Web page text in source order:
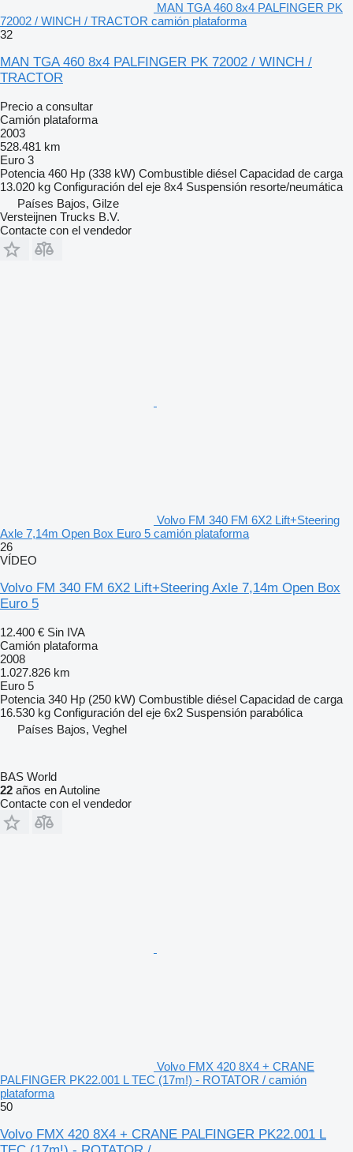
MAN TGA 460 8x4 PALFINGER PK
72002 / WINCH / TRACTOR camión plataforma
32
MAN TGA 460 8x4 PALFINGER PK 72002 / WINCH /
TRACTOR
Precio a consultar
Camión plataforma
2003
528.481 km
Euro 3
Potencia 460 Hp (338 kW) Combustible diésel Capacidad de carga
13.020 kg Configuración del eje 8x4 Suspensión resorte/neumática
Países Bajos, Gilze
Versteijnen Trucks B.V.
Contacte con el vendedor
Volvo FM 340 FM 6X2 Lift+Steering
Axle 7,14m Open Box Euro 5 camión plataforma
26
VÍDEO
Volvo FM 340 FM 6X2 Lift+Steering Axle 7,14m Open Box
Euro 5
12.400 € Sin IVA
Camión plataforma
2008
1.027.826 km
Euro 5
Potencia 340 Hp (250 kW) Combustible diésel Capacidad de carga
16.530 kg Configuración del eje 6x2 Suspensión parabólica
Países Bajos, Veghel
BAS World
22 años en Autoline
Contacte con el vendedor
Volvo FMX 420 8X4 + CRANE
PALFINGER PK22.001 L TEC (17m!) - ROTATOR / camión
plataforma
50
Volvo FMX 420 8X4 + CRANE PALFINGER PK22.001 L